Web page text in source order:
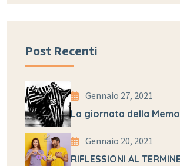
Post Recenti
Gennaio 27, 2021
La giornata della
Gennaio 20, 2021
RIFLESSIONI AL